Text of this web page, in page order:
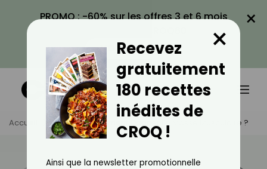
PROMO : -60% sur les offres 3 et 6 mois
VOIR LA PROMO
×
Accueil Actus Comment Gagner En Masse Musculaire ?
Recevez
gratuitement
180 recettes
inédites de
CROQ !
×
Ainsi que la newsletter promotionnelle